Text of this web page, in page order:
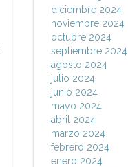
diciembre 2024
noviembre 2024
octubre 2024
septiembre 2024
agosto 2024
julio 2024
junio 2024
mayo 2024
abril 2024
marzo 2024
febrero 2024
enero 2024